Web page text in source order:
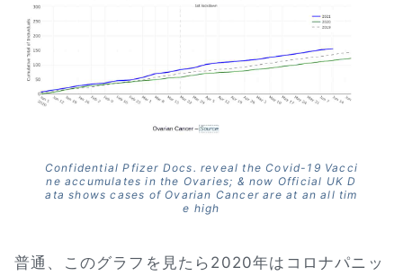
Confidential Pfizer Docs. reveal the Covid-19 Vacci
ne accumulates in the Ovaries; & now Official UK D
ata shows cases of Ovarian Cancer are at an all tim
e high
普通、このグラフを見たら2020年はコロナパニッ